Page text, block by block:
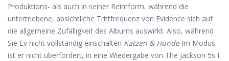
Produktions- als auch in seiner Reimform, während die
untertriebene, absichtliche Trittfrequenz von Evidence sich auf
die allgemeine Zufälligkeit des Albums auswirkt. Also, während
Sie Ev nicht vollständig einschalten Katzen & HundeIm Modus
ist er nicht überfordert, in eine Wiedergabe von The Jackson 5s I